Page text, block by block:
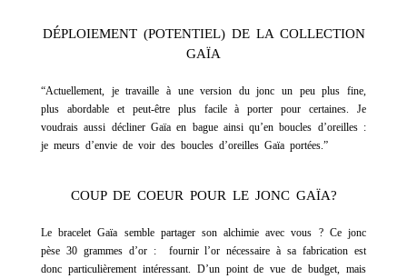
DÉPLOIEMENT (POTENTIEL) DE LA COLLECTION
GAÏA
“Actuellement, je travaille à une version du jonc un peu plus fine,
plus abordable et peut-être plus facile à porter pour certaines. Je
voudrais aussi décliner Gaïa en bague ainsi qu’en boucles d’oreilles :
je meurs d’envie de voir des boucles d’oreilles Gaïa portées.”
COUP DE COEUR POUR LE JONC GAÏA?
Le bracelet Gaïa semble partager son alchimie avec vous ? Ce jonc
pèse 30 grammes d’or : fournir l’or nécessaire à sa fabrication est
donc particulièrement intéressant. D’un point de vue de budget, mais